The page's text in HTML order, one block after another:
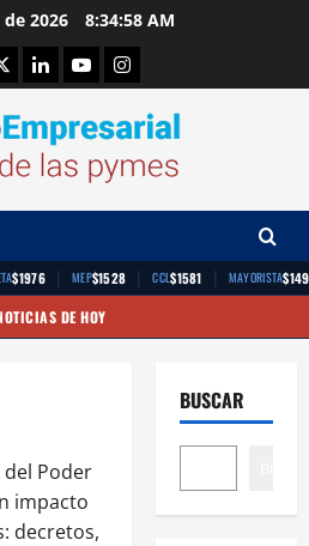
2026 8:34:59 AM
LinkedinYoutubeInstagram
$1976 | MEP$1528 | CCL$1581 | MAYORISTA
DE HOY
del Poder
impacto
decretos,
BUSCAR